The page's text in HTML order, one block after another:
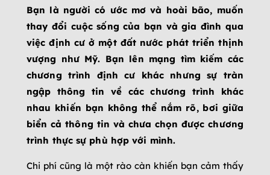
Bạn là người có ước mơ và hoài bão, muốn
thay đổi cuộc sống của bạn và gia đình qua
việc định cư ở một đất nước phát triển thịnh
vượng như Mỹ. Bạn lên mạng tìm kiếm các
chương trình định cư khác nhưng sự tràn
ngập thông tin về các chương trình khác
nhau khiến bạn không thể nắm rõ, bơi giữa
biển cả thông tin và chưa chọn được chương
trình thực sự phù hợp với mình.
Chi phí cũng là một rào càn khiến bạn cảm thấy